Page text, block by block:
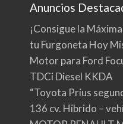
Anuncios
¡Consigue la
tu Furgoneta Hoy
Motor para Ford
TDCi Diesel KKDA
“Toyota Prius
136 cv. Hibrido –